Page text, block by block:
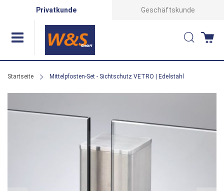
Privatkunde Geschäftskunde
Suche
Startseite Mittelpfosten-Set - Sichtschutz VETRO | Edelstahl